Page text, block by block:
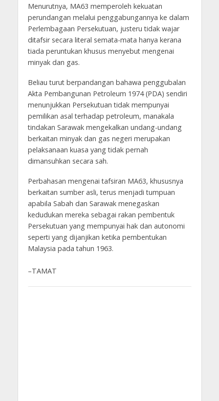
Menurutnya, MA63 memperoleh kekuatan
perundangan melalui penggabungannya ke dalam
Perlembagaan Persekutuan, justeru tidak wajar
ditafsir secara literal semata-mata hanya kerana
tiada peruntukan khusus menyebut mengenai
minyak dan gas.
Beliau turut berpandangan bahawa penggubalan
Akta Pembangunan Petroleum 1974 (PDA) sendiri
menunjukkan Persekutuan tidak mempunyai
pemilikan asal terhadap petroleum, manakala
tindakan Sarawak mengekalkan undang-undang
berkaitan minyak dan gas negeri merupakan
pelaksanaan kuasa yang tidak pernah
dimansuhkan secara sah.
Perbahasan mengenai tafsiran MA63, khususnya
berkaitan sumber asli, terus menjadi tumpuan
apabila Sabah dan Sarawak menegaskan
kedudukan mereka sebagai rakan pembentuk
Persekutuan yang mempunyai hak dan autonomi
seperti yang dijanjikan ketika pembentukan
Malaysia pada tahun 1963.
–TAMAT